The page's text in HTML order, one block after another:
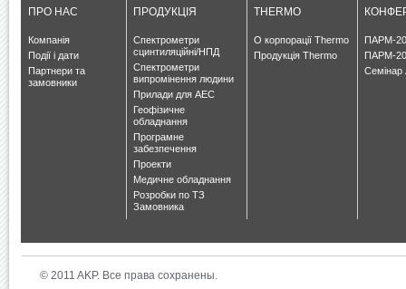
ПРО НАС ПРОДУКЦІЯ THERMO
Компанія
Події і дати
Партнери та
замовники
Спектрометри
сцинтиляційні/НПД
Спектрометри
випромінення людини
Прилади для АЕС
Геофізичне
обладнання
Програмне
забезпечення
Проекти
Медичне обладнання
Розробки по ТЗ
Замовника
О корпорації Thermo
Продукція Thermo
ПАРМ-
ПАРМ-
Семінар
© 2011 AKP. Все права сохранены.